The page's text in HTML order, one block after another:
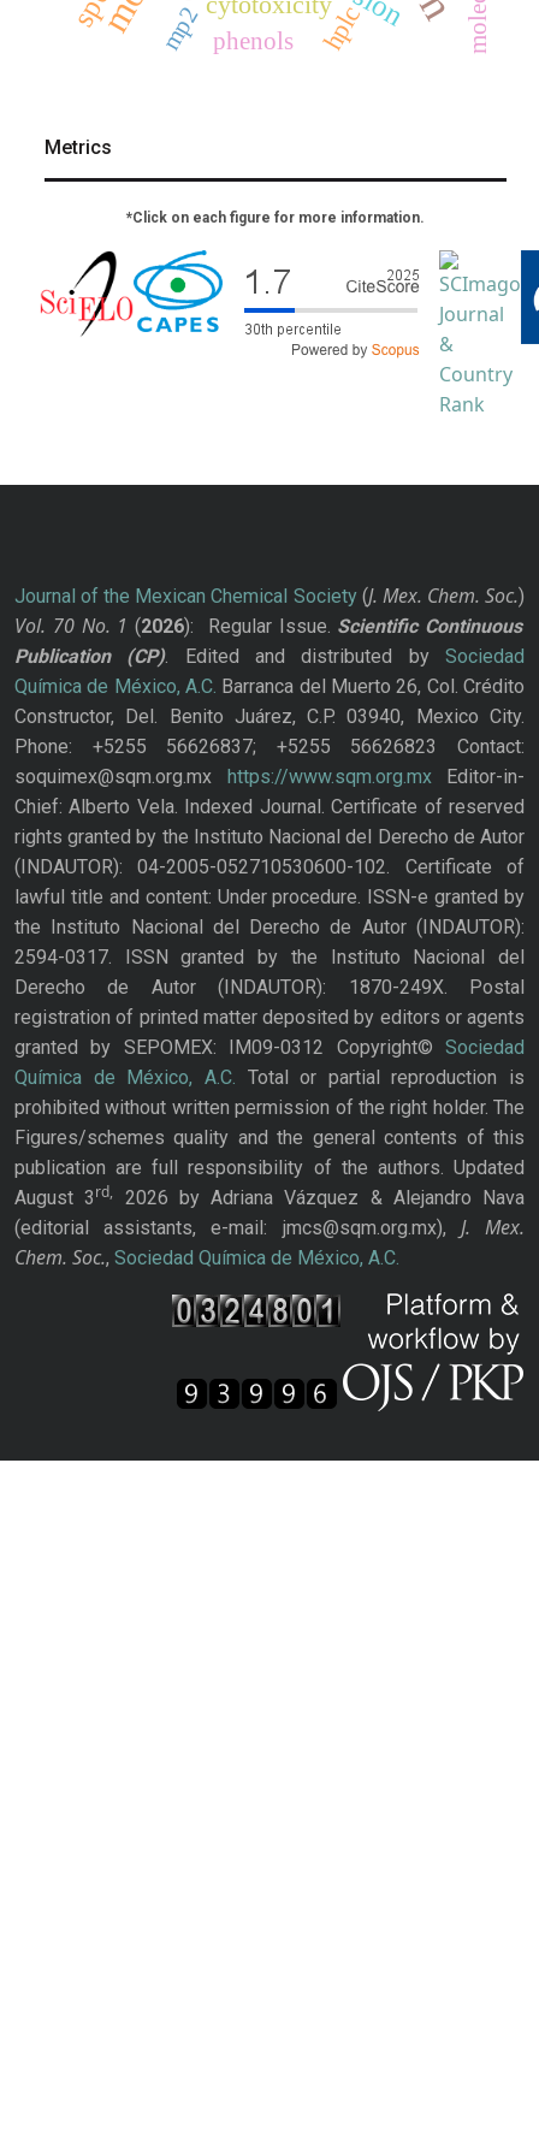
hplc
mp2 phenols
Metrics
*Click on each figure for more information.
Journal of the Mexican Chemical Society(J. Mex. Chem. Soc.)
Vol. 70 No. 1 (2026): Regular Issue. Scientific Continuous
Publication
(CP). Edited and distributed bySociedad
Química de México, A.C. Barranca del Muerto 26, Col. Crédito
Constructor, Del. Benito Juárez, C.P. 03940, Mexico City.
Phone: +5255 56626837; +5255 56626823 Contact:
soquimex@sqm.org.mx https://www.sqm.org.mxEditor-in-
Chief: Alberto Vela. Indexed Journal. Certificate of reserved
rights granted by the Instituto Nacional del Derecho de Autor
(INDAUTOR): 04-2005-052710530600-102. Certificate of
lawful title and content: Under procedure. ISSN-e granted by
the Instituto Nacional del Derecho de Autor (INDAUTOR):
2594-0317. ISSN granted by the Instituto Nacional del
Derecho de Autor (INDAUTOR): 1870-249X. Postal
registration of printed matter deposited by editors or agents
granted by SEPOMEX: IM09-0312 Copyright© Sociedad
Química de México, A.C. Total or partial reproduction is
prohibited without written permission of the right holder. The
Figures/schemes quality and the general contents of this
publication are full responsibility of the authors. Updated
August 3rd,
2026 by Adriana Vázquez & Alejandro Nava
(editorial assistants, e-mail: jmcs@sqm.org.mx), J. Mex.
Chem. Soc., Sociedad Química de México, A.C.